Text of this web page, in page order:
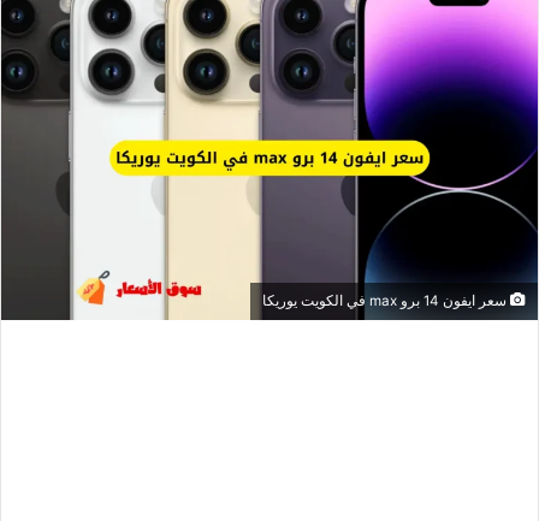
سعر ايفون 14 برو max في الكويت يوريكا